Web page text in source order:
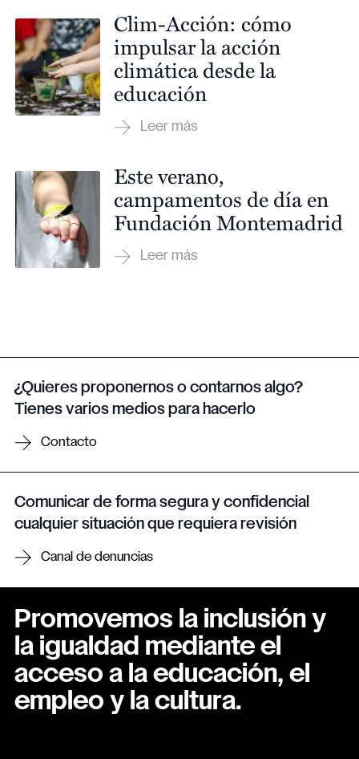
Clim-Acción: cómo
impulsar la acción
climática desde la
educación
Este verano,
campamentos de día en
Fundación Montemadrid
¿Quieres proponernos o contarnos algo?
Tienes varios medios para hacerlo
Contacto
Comunicar de forma segura y confidencial
cualquier situación que requiera revisión
Canal de denuncias
Promovemos la inclusión y
la igualdad mediante el
acceso a la educación, el
empleo y la cultura.